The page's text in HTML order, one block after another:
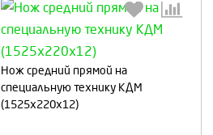
Нож средний прямой на
специальную технику КДМ
(1525х220х12)
Выберите количество: